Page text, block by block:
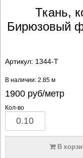
Ткань,
Бирюзовый
Артикул: 1344-T
В наличии: 2.85 м
1900руб/метр
Кол-во
В